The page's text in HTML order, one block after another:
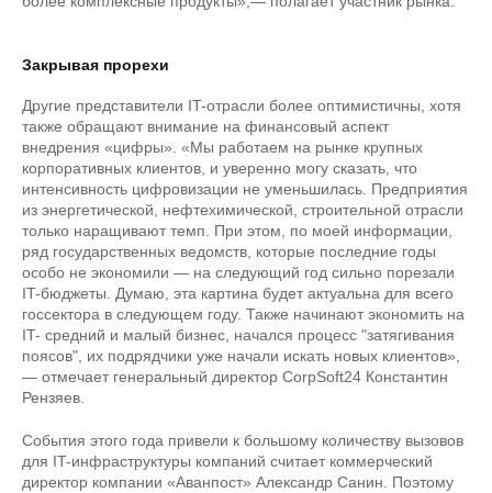
Закрывая прорехи
Другие представители IT-отрасли более оптимистичны, хотя
также обращают внимание на финансовый аспект
внедрения «цифры». «Мы работаем на рынке крупных
корпоративных клиентов, и уверенно могу сказать, что
интенсивность цифровизации не уменьшилась. Предприятия
из энергетической, нефтехимической, строительной отрасли
только наращивают темп. При этом, по моей информации,
ряд государственных ведомств, которые последние годы
особо не экономили — на следующий год сильно порезали
IT-бюджеты. Думаю, эта картина будет актуальна для всего
госсектора в следующем году. Также начинают экономить на
IT- средний и малый бизнес, начался процесс "затягивания
поясов", их подрядчики уже начали искать новых клиентов»,
— отмечает генеральный директор CorpSoft24 Константин
Рензяев.
События этого года привели к большому количеству вызовов
для IT-инфраструктуры компаний считает коммерческий
директор компании «Аванпост» Александр Санин. Поэтому